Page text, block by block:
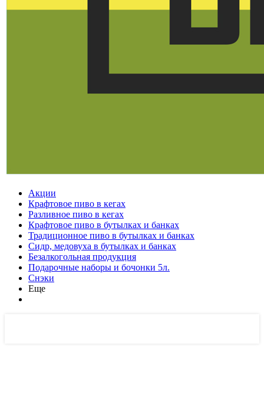
Акции
Крафтовое пиво в кегах
Разливное пиво в кегах
Крафтовое пиво в бутылках и банках
Традиционное пиво в бутылках и банках
Сидр, медовуха в бутылках и банках
Безалкогольная продукция
Подарочные наборы и бочонки 5л.
Снэки
Еще